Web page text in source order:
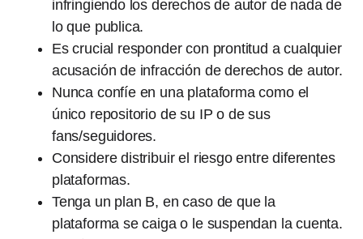
infringiendo los derechos de autor de nada de
lo que publica.
Es crucial responder con prontitud a cualquier
acusación de infracción de derechos de autor.
Nunca confíe en una plataforma como el
único repositorio de su IP o de sus
fans/seguidores.
Considere distribuir el riesgo entre diferentes
plataformas.
Tenga un plan B, en caso de que la
plataforma se caiga o le suspendan la cuenta.